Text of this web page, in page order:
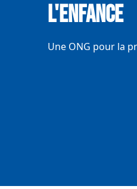
l'Enfance
Une ONG pour la